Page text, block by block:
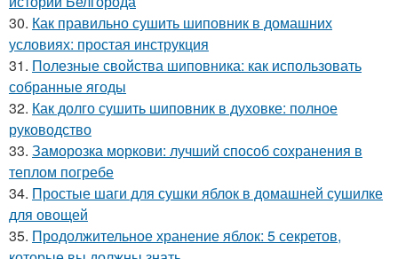
30. Как правильно сушить шиповник в домашних
условиях: простая инструкция
31. Полезные свойства шиповника: как использовать
собранные ягоды
32. Как долго сушить шиповник в духовке: полное
руководство
33. Заморозка моркови: лучший способ сохранения в
теплом погребе
34. Простые шаги для сушки яблок в домашней сушилке
для овощей
35. Продолжительное хранение яблок: 5 секретов,